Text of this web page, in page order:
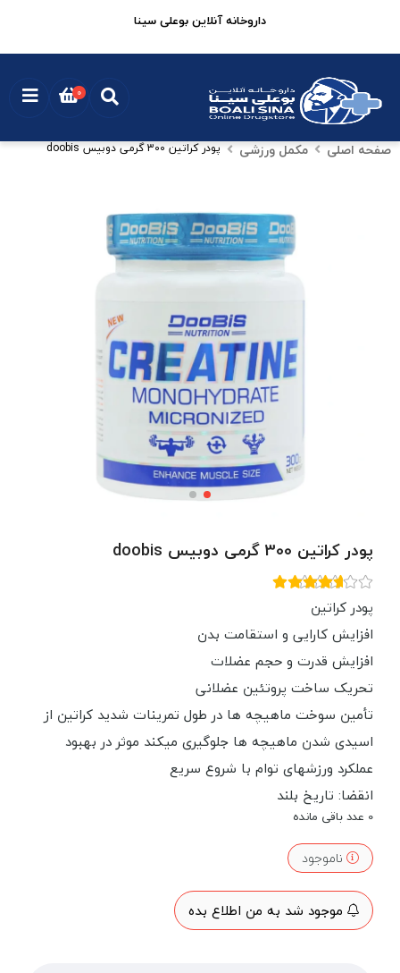
صفحه اصلی مکمل ورزشی پودر کراتین 300 گرمی دوبیس doobis
پودر کراتین 300 گرمی دوبیس doobis
پودر کراتین
افزایش کارایی و استقامت بدن
افزایش قدرت و حجم عضلات
تحریک ساخت پروتئین عضلانی
تأمین سوخت ماهیچه ها در طول تمرینات شدید کراتین از
اسیدی شدن ماهیچه ها جلوگیری میکند موثر در بهبود
عملکرد ورزشهای توام با شروع سریع
انقضا: تاریخ بلند
0 عدد باقی مانده
ناموجود
موجود شد به من اطلاع بده
داروخانه آنلاین بوعلی سینا
0